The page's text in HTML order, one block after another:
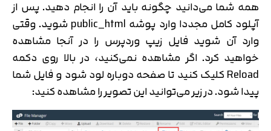
همه شما می‌دانید چگونه باید آن را انجام دهید. پس از
آپلود کامل مجددا وارد پوشه public_html شوید. وقتی
وارد آن شوید فایل زیپ وردپرس را در آنجا مشاهده
خواهید کرد. اگر مشاهده نمی‌کنید، در بالا روی دکمه
Reload کلیک کنید تا صفحه دوباره لود شود و فایل شما
پیدا شود. در زیر می‌توانید این تصویر را مشاهده کنید: